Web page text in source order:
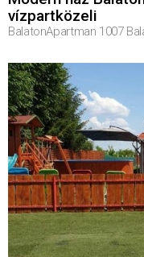
vízpartközeli
BalatonApartman 1007